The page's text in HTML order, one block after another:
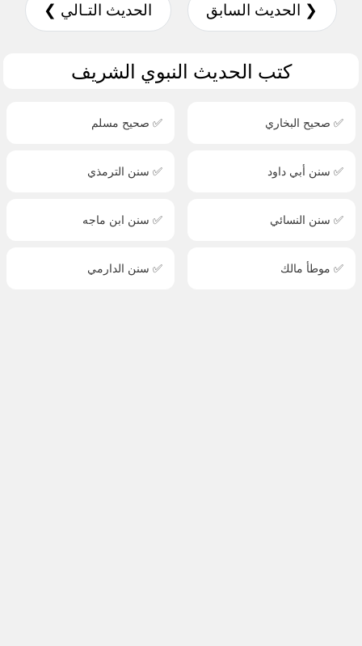
❮ الحديث السابق الحديث التـالي ❯
كتب الحديث النبوي الشريف
✅ صحيح البخاري ✅ صحيح مسلم
✅ سنن أبي داود ✅ سنن الترمذي
✅ سنن النسائي ✅ سنن ابن ماجه
✅ موطأ مالك ✅ سنن الدارمي